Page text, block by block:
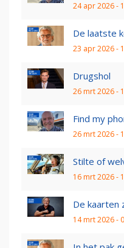
24 apr 2026 -
De laatste
23 apr 2026 -
Drugshol
26 mrt 2026 -
Find my
26 mrt 2026 -
Stilte of
16 mrt 2026 -
De kaarten
14 mrt 2026 -